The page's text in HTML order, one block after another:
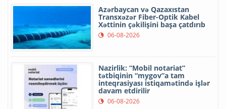
Azərbaycan və Qazaxıstan
Transxəzər Fiber-Optik Kabel
Xəttinin çəkilişini başa çatdırıb
06-08-2026
Nazirlik: “Mobil notariat”
tətbiqinin “mygov”a tam
inteqrasiyası istiqamətində işlər
davam etdirilir
06-08-2026